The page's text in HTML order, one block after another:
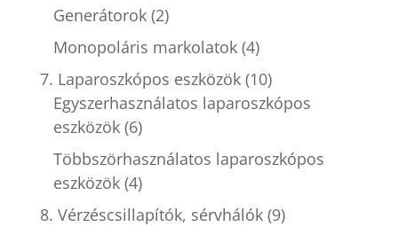
Generátorok (2)
Monopoláris markolatok (4)
7. Laparoszkópos eszközök (10)
Egyszerhasználatos laparoszkópos
eszközök (6)
Többszörhasználatos laparoszkópos
eszközök (4)
8. Vérzéscsillapítók, sérvhálók (9)